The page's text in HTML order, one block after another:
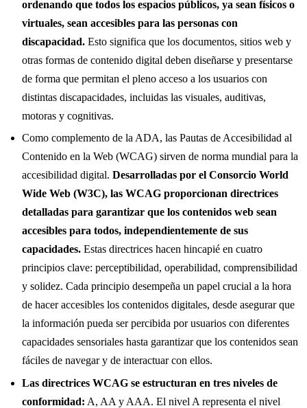
ordenando que todos los espacios públicos, ya sean físicos o
virtuales, sean accesibles para las personas con
discapacidad. Esto significa que los documentos, sitios web y
otras formas de contenido digital deben diseñarse y presentarse
de forma que permitan el pleno acceso a los usuarios con
distintas discapacidades, incluidas las visuales, auditivas,
motoras y cognitivas.
Como complemento de la ADA, las Pautas de Accesibilidad al
Contenido en la Web (WCAG) sirven de norma mundial para la
accesibilidad digital. Desarrolladas por el Consorcio World
Wide Web (W3C), las WCAG proporcionan directrices
detalladas para garantizar que los contenidos web sean
accesibles para todos, independientemente de sus
capacidades. Estas directrices hacen hincapié en cuatro
principios clave: perceptibilidad, operabilidad, comprensibilidad
y solidez. Cada principio desempeña un papel crucial a la hora
de hacer accesibles los contenidos digitales, desde asegurar que
la información pueda ser percibida por usuarios con diferentes
capacidades sensoriales hasta garantizar que los contenidos sean
fáciles de navegar y de interactuar con ellos.
Las directrices WCAG se estructuran en tres niveles de
conformidad: A, AA y AAA. El nivel A representa el nivel